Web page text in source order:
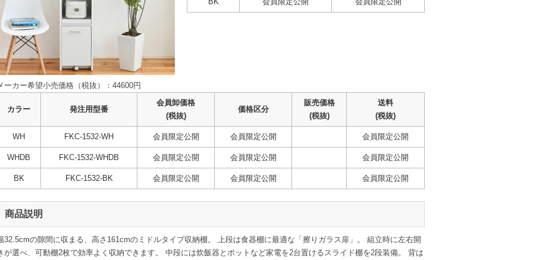
ーカー希望小売価格（税抜）：44600円
カラー 発注用型番
会員卸価格
(税抜)
価格区分
販売価格
(税抜)
送料
(税抜)
WH FKC-1532-WH 会員限定公開 会員限定公開 会員限定公開
WHDB FKC-1532-WHDB 会員限定公開 会員限定公開 会員限定公開
BK FKC-1532-BK 会員限定公開 会員限定公開 会員限定公開
商品説明
32.5cmの隙間に収まる、高さ161cmのミドルタイプ収納棚。 上段は食器棚に最適な「擦りガラス扉」。 組立時に左右開
が選べ、可動棚2枚で効率よく収納できます。 中段には炊飯器とポットなど家電を2台置けるスライド棚を2段装備。 背は